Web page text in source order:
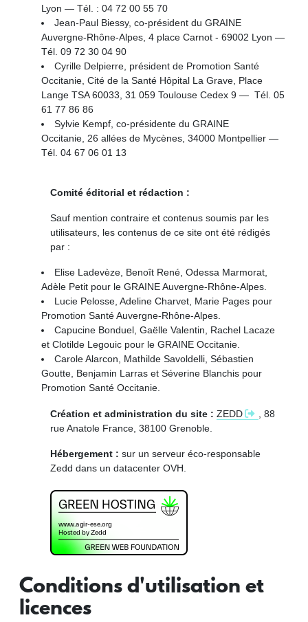
Lyon — Tél. : 04 72 00 55 70
Jean-Paul Biessy, co-président du GRAINE
Auvergne-Rhône-Alpes, 4 place Carnot - 69002 Lyon —
Tél. 09 72 30 04 90
Cyrille Delpierre, président de Promotion Santé
Occitanie, Cité de la Santé Hôpital La Grave, Place
Lange TSA 60033, 31 059 Toulouse Cedex 9 — Tél. 05
61 77 86 86
Sylvie Kempf, co-présidente du GRAINE
Occitanie, 26 allées de Mycènes, 34000 Montpellier —
Tél. 04 67 06 01 13
Comité éditorial et rédaction :
Sauf mention contraire et contenus soumis par les
utilisateurs, les contenus de ce site ont été rédigés
par :
Elise Ladevèze, Benoît René, Odessa Marmorat,
Adèle Petit pour le GRAINE Auvergne-Rhône-Alpes.
Lucie Pelosse, Adeline Charvet, Marie Pages pour
Promotion Santé Auvergne-Rhône-Alpes.
Capucine Bonduel, Gaëlle Valentin, Rachel Lacaze
et Clotilde Legouic pour le GRAINE Occitanie.
Carole Alarcon, Mathilde Savoldelli, Sébastien
Goutte, Benjamin Larras et Séverine Blanchis pour
Promotion Santé Occitanie.
Création et administration du site : ZEDD
, 88
rue Anatole France, 38100 Grenoble.
Hébergement : sur un serveur éco-responsable
Zedd dans un datacenter OVH.
Conditions d'utilisation et
licences